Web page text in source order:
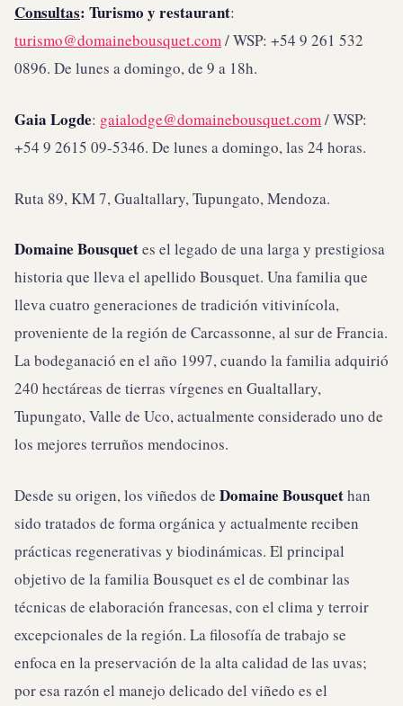
Consultas: Turismo y restaurant:
turismo@domainebousquet.com/ WSP: +54 9 261 532
0896. De lunes a domingo, de 9 a 18h.
Gaia Logde: gaialodge@domainebousquet.com/ WSP:
+54 9 2615 09-5346. De lunes a domingo, las 24 horas.
Ruta 89, KM 7, Gualtallary, Tupungato, Mendoza.
Domaine Bousquetes el legado de una larga y prestigiosa
historia que lleva el apellido Bousquet. Una familia que
lleva cuatro generaciones de tradición vitivinícola,
proveniente de la región de Carcassonne, al sur de Francia.
La bodeganació en el año 1997, cuando la familia adquirió
240 hectáreas de tierras vírgenes en Gualtallary,
Tupungato, Valle de Uco, actualmente considerado uno de
los mejores terruños mendocinos.
Desde su origen, los viñedos de Domaine Bousquethan
sido tratados de forma orgánica y actualmente reciben
prácticas regenerativas y biodinámicas. El principal
objetivo de la familia Bousquet es el de combinar las
técnicas de elaboración francesas, con el clima y terroir
excepcionales de la región. La filosofía de trabajo se
enfoca en la preservación de la alta calidad de las uvas;
por esa razón el manejo delicado del viñedo es el